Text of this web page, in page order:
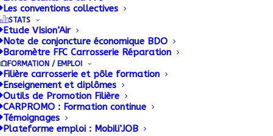
Les conventions collectives
STATS
Etude VIsion’Air
Note de conjoncture économique BDO
Baromètre FFC Carrosserie Réparation
FORMATION / EMPLOI
Filière carrosserie et pôle formation
Enseignement et diplômes
Outils de Promotion Filière
CARPROMO : Formation continue
Témoignages
Plateforme emploi : Mobili’JOB
annuelle de
L’Association Réseau
Débosselage Français
6 MAI 2019 | BY.RICHARD@FFC-CARROSSERIE.ORG FREDERIC